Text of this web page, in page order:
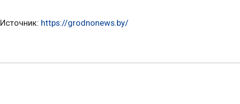
Источник: https://grodnonews.by/